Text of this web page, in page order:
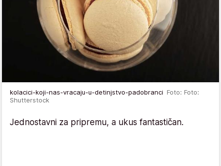
kolacici-koji-nas-vracaju-u-detinjstvo-padobranci Foto: Foto:
Shutterstock
Jednostavni za pripremu, a ukus fantastičan.